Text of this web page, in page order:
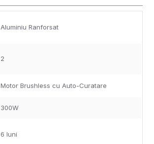
Aluminiu Ranforsat
2
Motor Brushless cu Auto-Curatare
300W
6 luni